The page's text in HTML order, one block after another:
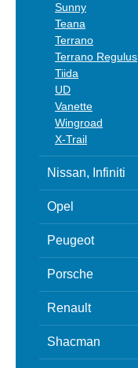
Sunny
Teana
Terrano
Terrano Regulus
Tiida
UD
Vanette
Wingroad
X-Trail
Nissan, Infiniti
Opel
Peugeot
Porsche
Renault
Shacman